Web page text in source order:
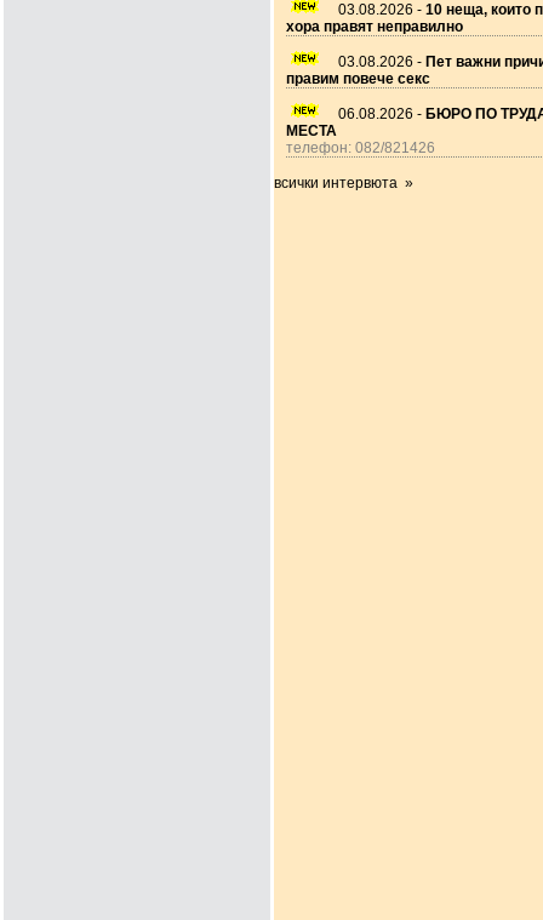
03.08.2026 - 10 неща, които
хора правят неправилно
03.08.2026 - Пет важни
правим повече секс
06.08.2026 - БЮРО ПО
МЕСТА
телефон: 082/821426
всички интервюта »